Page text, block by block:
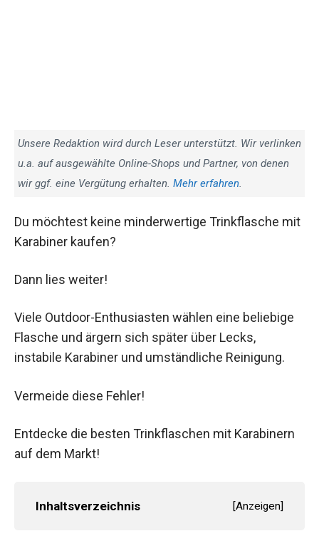
Unsere Redaktion wird durch Leser unterstützt. Wir verlinken
u.a. auf ausgewählte Online-Shops und Partner, von denen
wir ggf. eine Vergütung erhalten. Mehr erfahren.
Du möchtest keine minderwertige Trinkflasche mit
Karabiner kaufen?
Dann lies weiter!
Viele Outdoor-Enthusiasten wählen eine beliebige
Flasche und ärgern sich später über Lecks,
instabile Karabiner und umständliche Reinigung.
Vermeide diese Fehler!
Entdecke die besten Trinkflaschen mit Karabinern
auf dem Markt!
Inhaltsverzeichnis [Anzeigen]